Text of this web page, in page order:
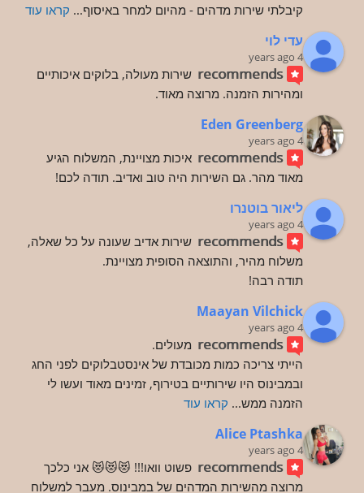
קיבלתי שירות מדהים - מהיום למחר באיסוף... קראו עוד
עדי לוי
4 years ago
recommends
ומהירות הזמנה. מרוצה מאוד.
Eden Greenberg
4 years ago
recommends
מאוד מהר. גם השירות היה טוב ואדיב. תודה לכם!
ליאור בוטנרו
4 years ago
recommends
משלוח מהיר, והתוצאה הסופית מצויינת.
תודה רבה!
Maayan Vilchick
4 years ago
recommends מעולים.
הזמנה ממש... קראו עוד
Alice Ptashka
4 years ago
recommends